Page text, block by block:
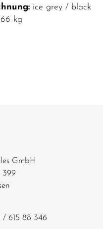
ice grey / black
kg
GmbH
399
/ 615 88 346